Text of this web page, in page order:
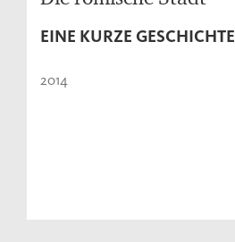
EINE KURZE GESCHICHTE
2014